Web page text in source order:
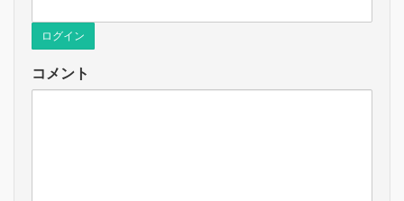
ログイン
コメント